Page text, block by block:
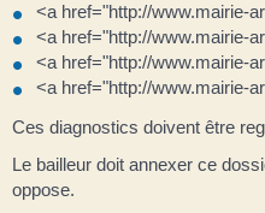
<a href="http://www.mairie-
<a href="http://www.mairie-
<a href="http://www.mairie-
<a href="http://www.mairie-
Ces diagnostics doivent être
Le bailleur doit annexer ce
oppose.